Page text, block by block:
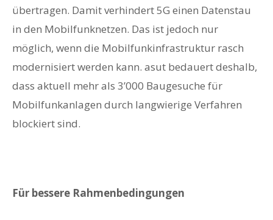
übertragen. Damit verhindert 5G einen Datenstau
in den Mobilfunknetzen. Das ist jedoch nur
möglich, wenn die Mobilfunkinfrastruktur rasch
modernisiert werden kann. asut bedauert deshalb,
dass aktuell mehr als 3’000 Baugesuche für
Mobilfunkanlagen durch langwierige Verfahren
blockiert sind.
Für bessere Rahmenbedingungen